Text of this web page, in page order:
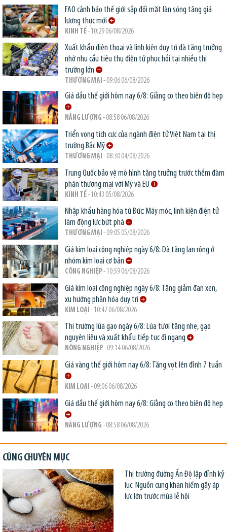
FAO cảnh báo thế giới sắp đối mặt làn sóng tăng giá
lương thực mới
KINH TẾ- 10:29 06/08/2026
Xuất khẩu điện thoại và linh kiện duy trì đà tăng trưởng
nhờ nhu cầu tiêu thụ điện tử phục hồi tại nhiều thị
trường lớn
THƯƠNG MẠI - 09:06 06/08/2026
Giá dầu thế giới hôm nay 6/8: Giằng co theo biên độ hẹp
NĂNG LƯỢNG - 08:58 06/08/2026
Triển vọng tích cực của ngành điện tử Việt Nam tại thị
trường Bắc Mỹ
THƯƠNG MẠI - 08:30 04/08/2026
Trung Quốc bảo vệ mô hình tăng trưởng trước thềm đàm
phán thương mại với Mỹ và EU
KINH TẾ- 10:43 05/08/2026
Nhập khẩu hàng hóa từ Đức: Máy móc, linh kiện điện tử
làm động lực bứt phá
THƯƠNG MẠI - 09:05 05/08/2026
Giá kim loại công nghiệp ngày 6/8: Đà tăng lan rộng ở
nhóm kim loại cơ bản
CÔNG NGHIỆP- 10:59 06/08/2026
Giá kim loại công nghiệp ngày 6/8: Tăng giảm đan xen,
xu hướng phân hóa duy trì
KIM LOẠI - 10:47 06/08/2026
Thị trường lúa gạo ngày 6/8: Lúa tươi tăng nhẹ, gạo
nguyên liệu và xuất khẩu tiếp tục đi ngang
NÔNG NGHIỆP- 09:14 06/08/2026
Giá vàng thế giới hôm nay 6/8: Tăng vọt lên đỉnh 7 tuần
KIM LOẠI - 09:06 06/08/2026
Giá dầu thế giới hôm nay 6/8: Giằng co theo biên độ hẹp
NĂNG LƯỢNG - 08:58 06/08/2026
CÙNG CHUYÊN MỤC
Thị trường đường Ấn Độ lập đỉnh kỷ
lục: Nguồn cung khan hiếm gây áp
lực lớn trước mùa lễ hội